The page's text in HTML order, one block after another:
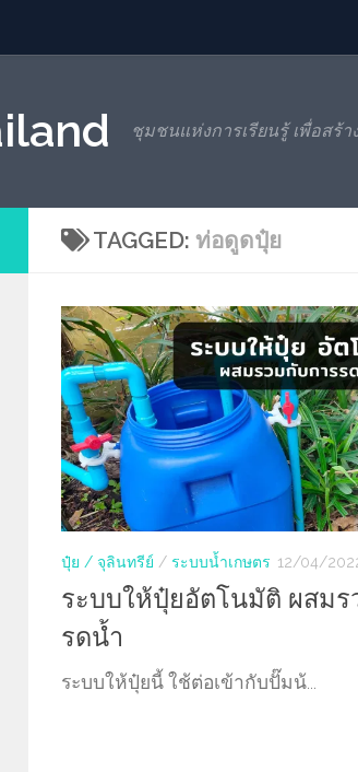
ชุมชนแห่งการเรียนรู้ เพื่อสร้
TAGGED: ท่อดูดปุ๋ย
ปุ๋ย / จุลินทรีย์ / ระบบน้ำเกษตร 12/04/
ระบบให้ปุ๋ยอัตโนมัติ ผสมร
รดน้ำ
ระบบให้ปุ๋ยนี้ ใช้ต่อเข้ากับปั๊มน้...